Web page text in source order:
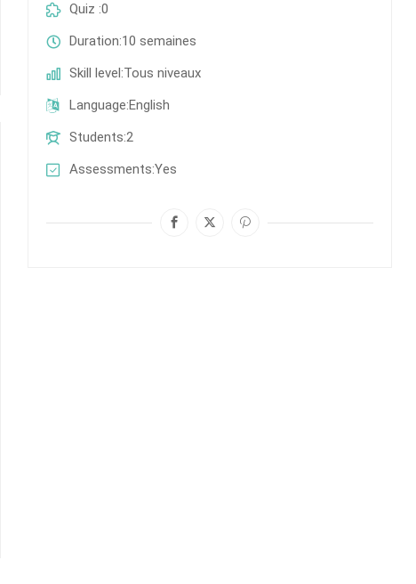
Quiz 0
Duration 10 semaines
Skill level Tous niveaux
Language English
Students 2
Assessments Yes